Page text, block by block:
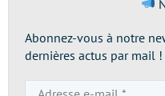
Abonnez-vous à notre
dernières actus par mail !